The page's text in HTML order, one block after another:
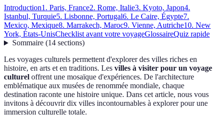
Introduction1. Paris, France2. Rome, Italie3. Kyoto, Japon4.
Istanbul, Turquie5. Lisbonne, Portugal6. Le Caire, Égypte7.
Mexico, Mexique8. Marrakech, Maroc9. Vienne, Autriche10. New
York, États-UnisChecklist avant votre voyageGlossaireQuiz rapide
Sommaire(14 sections)
Les voyages culturels permettent d'explorer des villes riches en
histoire, en arts et en traditions. Les villes à visiter pour un voyage
culturel offrent une mosaïque d'expériences. De l'architecture
emblématique aux musées de renommée mondiale, chaque
destination raconte une histoire unique. Dans cet article, nous vous
invitons à découvrir dix villes incontournables à explorer pour une
immersion culturelle totale.